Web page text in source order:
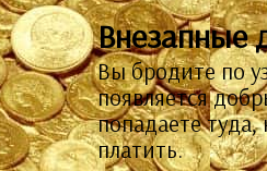
Внезапные
Вы бродите по
появляется
попадаете туда,
платить.